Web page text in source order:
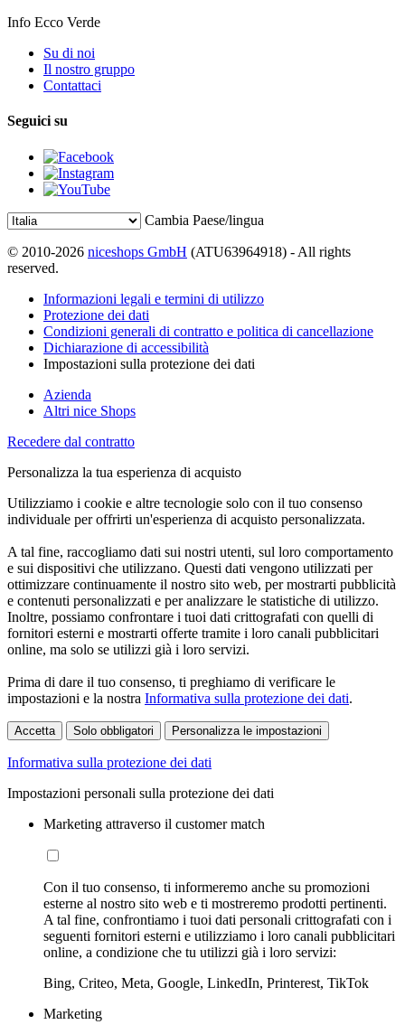
Info Ecco Verde
Su di noi
Il nostro gruppo
Contattaci
Seguici su
Cambia Paese/lingua
© 2010-2026 niceshops GmbH (ATU63964918) - All rights
reserved.
Informazioni legali e termini di utilizzo
Protezione dei dati
Condizioni generali di contratto e politica di cancellazione
Dichiarazione di accessibilità
Impostazioni sulla protezione dei dati
Azienda
Altri nice Shops
Recedere dal contratto
Personalizza la tua esperienza di acquisto
Utilizziamo i cookie e altre tecnologie solo con il tuo consenso
individuale per offrirti un'esperienza di acquisto personalizzata.
A tal fine, raccogliamo dati sui nostri utenti, sul loro comportamento
e sui dispositivi che utilizzano. Questi dati vengono utilizzati per
ottimizzare continuamente il nostro sito web, per mostrarti pubblicità
e contenuti personalizzati e per analizzare le statistiche di utilizzo.
Inoltre, possiamo confrontare i tuoi dati crittografati con quelli di
fornitori esterni e mostrarti offerte tramite i loro canali pubblicitari
online, ma solo se utilizzi già i loro servizi.
Prima di dare il tuo consenso, ti preghiamo di verificare le
impostazioni e la nostra Informativa sulla protezione dei dati.
Accetta Solo obbligatori Personalizza le impostazioni
Informativa sulla protezione dei dati
Impostazioni personali sulla protezione dei dati
Marketing attraverso il customer match
Con il tuo consenso, ti informeremo anche su promozioni
esterne al nostro sito web e ti mostreremo prodotti pertinenti.
A tal fine, confrontiamo i tuoi dati personali crittografati con i
seguenti fornitori esterni e utilizziamo i loro canali pubblicitari
online, a condizione che tu utilizzi già i loro servizi:
Bing, Criteo, Meta, Google, LinkedIn, Printerest, TikTok
Marketing